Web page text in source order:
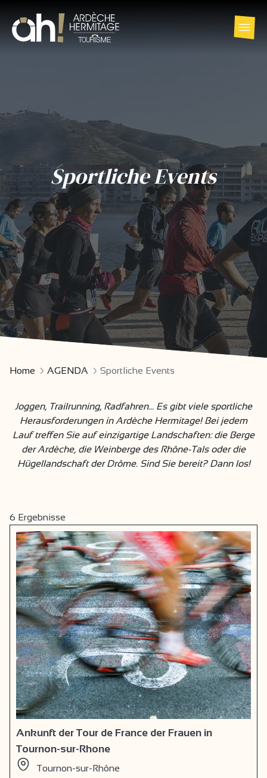
Sportliche Events
Home AGENDA Sportliche Events
Joggen, Trailrunning, Radfahren... Es gibt viele sportliche
Herausforderungen in Ardèche Hermitage! Bei jedem
Lauf treffen Sie auf einzigartige Landschaften: die Berge
der Ardèche, die Weinberge des Rhône-Tals oder die
Hügellandschaft der Drôme. Sind Sie bereit? Dann los!
6 Ergebnisse
Ankunft der Tour de France der Frauen in
Tournon-sur-Rhone
Tournon-sur-Rhône